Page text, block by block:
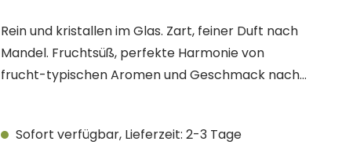
Rein und kristallen im Glas. Zart, feiner Duft nach
Mandel. Fruchtsüß, perfekte Harmonie von
frucht-typischen Aromen und Geschmack nach
Geschmacksharmonie hervorragend abrundet.
Sofort verfügbar, Lieferzeit: 2-3 Tage